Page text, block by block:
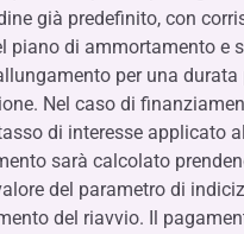
già predefinito, con
piano di ammortamento e
per una durata
Nel caso di
di interesse applicato
sarà calcolato
del parametro di
del riavvio. Il